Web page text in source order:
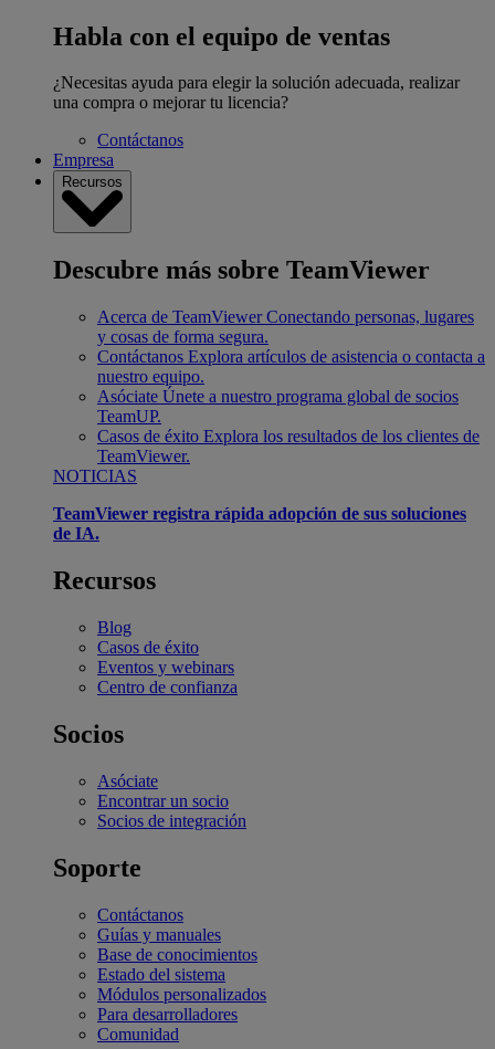
Habla con el equipo de ventas
¿Necesitas ayuda para elegir la solución adecuada, realizar
una compra o mejorar tu licencia?
Contáctanos
Empresa
Recursos
Descubre más sobre TeamViewer
Acerca de TeamViewer Conectando personas, lugares
y cosas de forma segura.
Contáctanos Explora artículos de asistencia o contacta a
nuestro equipo.
Asóciate Únete a nuestro programa global de socios
TeamUP.
Casos de éxito Explora los resultados de los clientes de
TeamViewer.
NOTICIAS
TeamViewer registra rápida adopción de sus soluciones
de IA.
Recursos
Blog
Casos de éxito
Eventos y webinars
Centro de confianza
Socios
Asóciate
Encontrar un socio
Socios de integración
Soporte
Contáctanos
Guías y manuales
Base de conocimientos
Estado del sistema
Módulos personalizados
Para desarrolladores
Comunidad